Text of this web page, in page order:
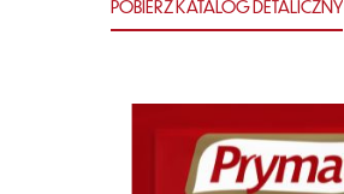
POBIERZ KATALOGDETALICZNY